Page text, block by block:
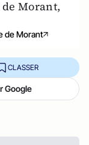
Morant,
de Morant
CLASSER
Google